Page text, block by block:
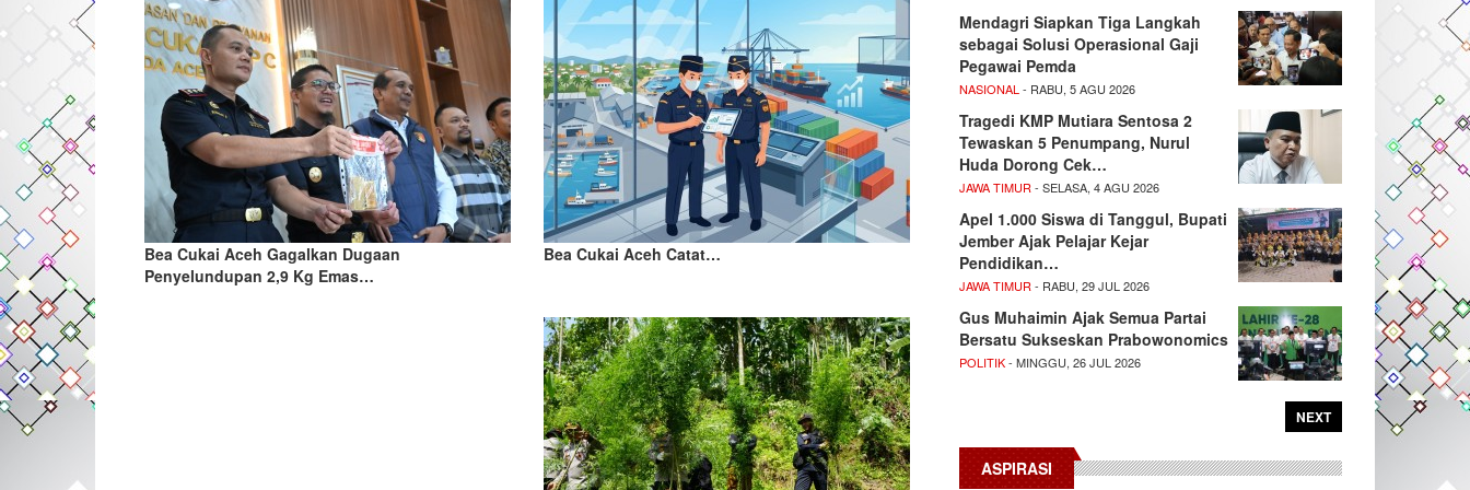
Bea Cukai Aceh Gagalkan Dugaan
Penyelundupan 2,9 Kg Emas…
Bea Cukai Aceh Catat…
Mendagri Siapkan Tiga Langkah
sebagai Solusi Operasional Gaji
Pegawai Pemda
NASIONAL - RABU, 5 AGU 2026
Tragedi KMP Mutiara Sentosa 2
Tewaskan 5 Penumpang, Nurul
Huda Dorong Cek…
JAWA TIMUR - SELASA, 4 AGU 2026
Apel 1.000 Siswa di Tanggul, Bupati
Jember Ajak Pelajar Kejar
Pendidikan…
JAWA TIMUR - RABU, 29 JUL 2026
Gus Muhaimin Ajak Semua Partai
Bersatu Sukseskan Prabowonomics
POLITIK- MINGGU, 26 JUL 2026
NEXT
ASPIRASI